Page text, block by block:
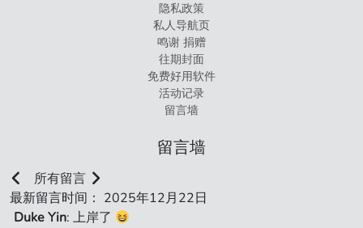
隐私政策
私人导航页
鸣谢 捐赠
往期封面
免费好用软件
活动记录
留言墙
留言墙
所有留言
最新留言时间： 2025年12月22日
Duke Yin: 上岸了